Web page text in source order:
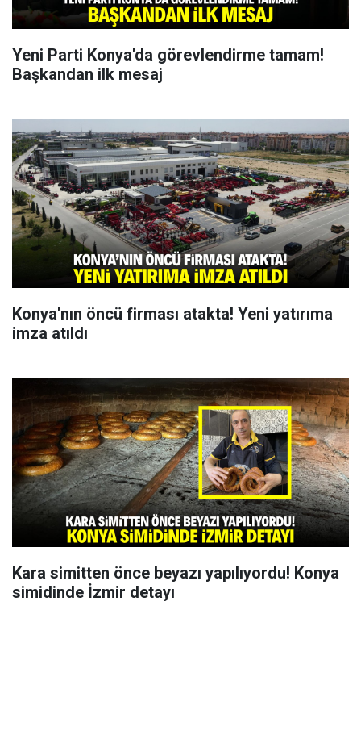
Yeni Parti Konya'da görevlendirme tamam!
Başkandan ilk mesaj
Konya'nın öncü firması atakta! Yeni yatırıma
imza atıldı
Kara simitten önce beyazı yapılıyordu! Konya
simidinde İzmir detayı